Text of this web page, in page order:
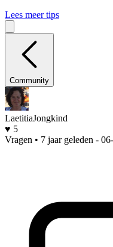
Lees meer tips
Community
LaetitiaJongkind
♥ 5
Vragen • 7 jaar geleden -